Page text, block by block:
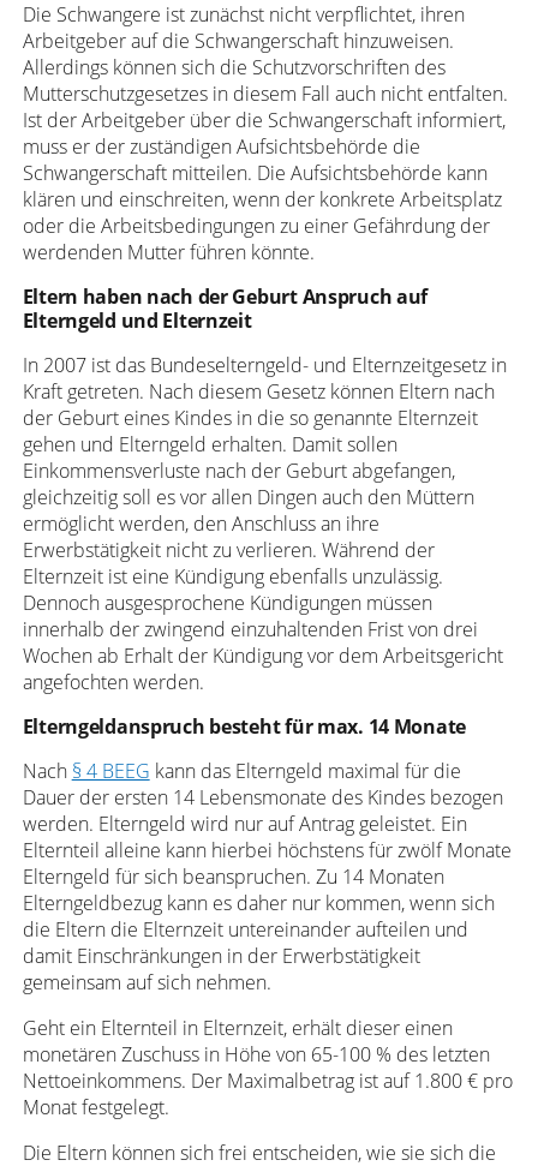
Die Schwangere ist zunächst nicht verpflichtet, ihren
Arbeitgeber auf die Schwangerschaft hinzuweisen.
Allerdings können sich die Schutzvorschriften des
Mutterschutzgesetzes in diesem Fall auch nicht entfalten.
Ist der Arbeitgeber über die Schwangerschaft informiert,
muss er der zuständigen Aufsichtsbehörde die
Schwangerschaft mitteilen. Die Aufsichtsbehörde kann
klären und einschreiten, wenn der konkrete Arbeitsplatz
oder die Arbeitsbedingungen zu einer Gefährdung der
werdenden Mutter führen könnte.
Eltern haben nach der Geburt Anspruch auf
Elterngeld und Elternzeit
In 2007 ist das Bundeselterngeld- und Elternzeitgesetz in
Kraft getreten. Nach diesem Gesetz können Eltern nach
der Geburt eines Kindes in die so genannte Elternzeit
gehen und Elterngeld erhalten. Damit sollen
Einkommensverluste nach der Geburt abgefangen,
gleichzeitig soll es vor allen Dingen auch den Müttern
ermöglicht werden, den Anschluss an ihre
Erwerbstätigkeit nicht zu verlieren. Während der
Elternzeit ist eine Kündigung ebenfalls unzulässig.
Dennoch ausgesprochene Kündigungen müssen
innerhalb der zwingend einzuhaltenden Frist von drei
Wochen ab Erhalt der Kündigung vor dem Arbeitsgericht
angefochten werden.
Elterngeldanspruch besteht für max. 14 Monate
Nach § 4 BEEG kann das Elterngeld maximal für die
Dauer der ersten 14 Lebensmonate des Kindes bezogen
werden. Elterngeld wird nur auf Antrag geleistet. Ein
Elternteil alleine kann hierbei höchstens für zwölf Monate
Elterngeld für sich beanspruchen. Zu 14 Monaten
Elterngeldbezug kann es daher nur kommen, wenn sich
die Eltern die Elternzeit untereinander aufteilen und
damit Einschränkungen in der Erwerbstätigkeit
gemeinsam auf sich nehmen.
Geht ein Elternteil in Elternzeit, erhält dieser einen
monetären Zuschuss in Höhe von 65-100 % des letzten
Nettoeinkommens. Der Maximalbetrag ist auf 1.800 € pro
Monat festgelegt.
Die Eltern können sich frei entscheiden, wie sie sich die